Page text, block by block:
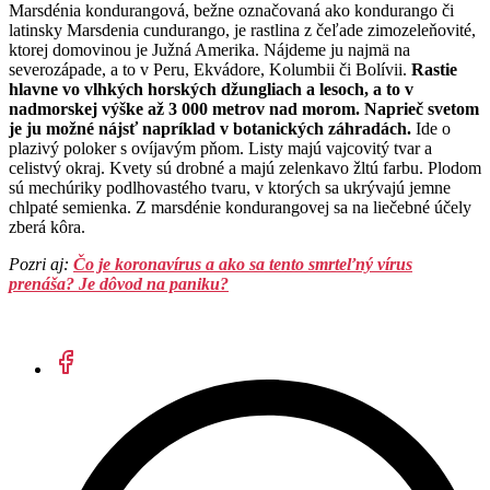
Marsdénia kondurangová, bežne označovaná ako kondurango či
latinsky Marsdenia cundurango, je rastlina z čeľade zimozeleňovité,
ktorej domovinou je Južná Amerika. Nájdeme ju najmä na
severozápade, a to v Peru, Ekvádore, Kolumbii či Bolívii. Rastie
hlavne vo vlhkých horských džungliach a lesoch, a to v
nadmorskej výške až 3 000 metrov nad morom. Naprieč svetom
je ju možné nájsť napríklad v botanických záhradách. Ide o
plazivý poloker s ovíjavým pňom. Listy majú vajcovitý tvar a
celistvý okraj. Kvety sú drobné a majú zelenkavo žltú farbu. Plodom
sú mechúriky podlhovastého tvaru, v ktorých sa ukrývajú jemne
chlpaté semienka. Z marsdénie kondurangovej sa na liečebné účely
zberá kôra.
Pozri aj: Čo je koronavírus a ako sa tento smrteľný vírus
prenáša? Je dôvod na paniku?